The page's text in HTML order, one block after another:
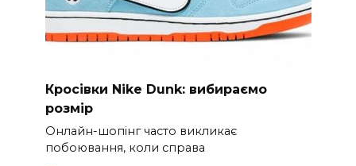
Кросівки Nike Dunk: вибираємо
розмір
Онлайн-шопінг часто викликає
побоювання, коли справа